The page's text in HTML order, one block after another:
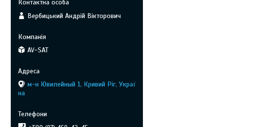
Вербицький Андрій Вікторович
AV-SAT
м-н Ювилейный 1, Кривий Ріг, Украї
на